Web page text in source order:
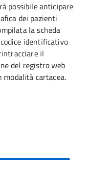
possibile anticipare
dei pazienti
la scheda
identificativo
il
del registro web
modalità cartacea.